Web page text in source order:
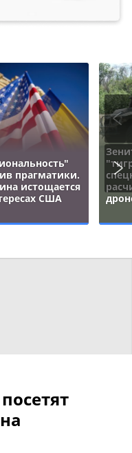
прагматики.
истощается
США